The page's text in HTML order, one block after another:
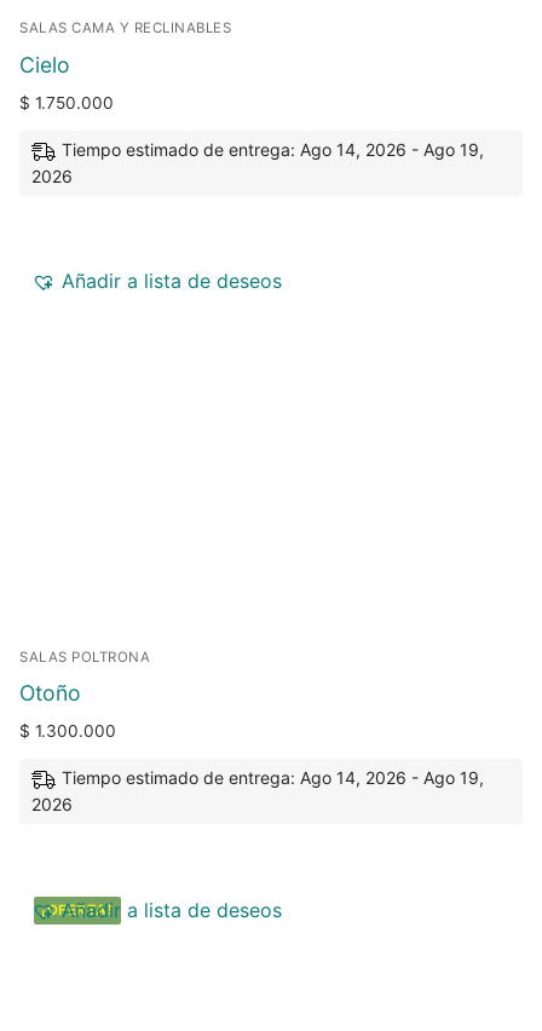
SALAS CAMA Y RECLINABLES
Cielo
$ 1.750.000
Tiempo estimado de entrega: Ago 14, 2026 - Ago 19,
2026
Añadir a lista de deseos
SALAS POLTRONA
Otoño
$ 1.300.000
Tiempo estimado de entrega: Ago 14, 2026 - Ago 19,
2026
¡OFERTA!
Añadir a lista de deseos